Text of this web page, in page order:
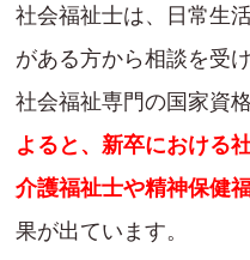
社会福祉士は、日常生
がある方から相談を受
社会福祉専門の国家資格
よると、新卒における
介護福祉士や精神保健
果が出ています。